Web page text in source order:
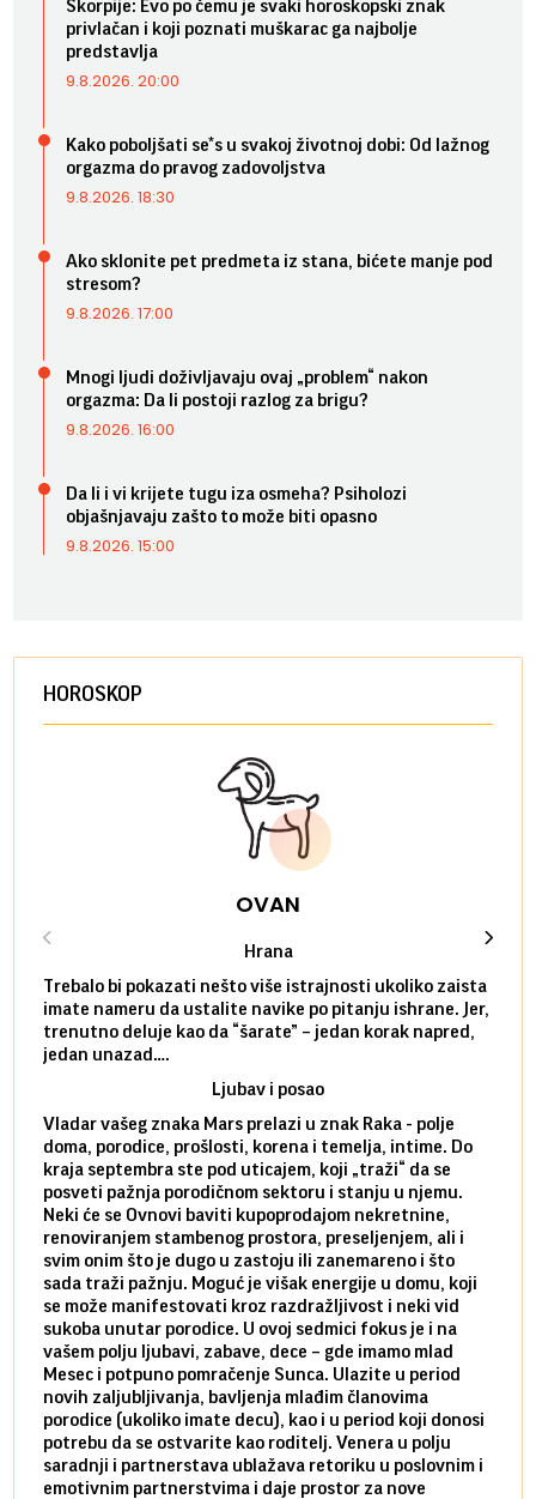
Škorpije: Evo po čemu je svaki horoskopski znak
privlačan i koji poznati muškarac ga najbolje
predstavlja
9.8.2026. 20:00
Kako poboljšati se*s u svakoj životnoj dobi: Od lažnog
orgazma do pravog zadovoljstva
9.8.2026. 18:30
Ako sklonite pet predmeta iz stana, bićete manje pod
stresom?
9.8.2026. 17:00
Mnogi ljudi doživljavaju ovaj „problem“ nakon
orgazma: Da li postoji razlog za brigu?
9.8.2026. 16:00
Da li i vi krijete tugu iza osmeha? Psiholozi
objašnjavaju zašto to može biti opasno
9.8.2026. 15:00
HOROSKOP
OVAN
Hrana
Trebalo bi pokazati nešto više istrajnosti ukoliko zaista
imate nameru da ustalite navike po pitanju ishrane. Jer,
trenutno deluje kao da “šarate” – jedan korak napred,
jedan unazad….
Ljubav i posao
Vladar vašeg znaka Mars prelazi u znak Raka - polje
doma, porodice, prošlosti, korena i temelja, intime. Do
kraja septembra ste pod uticajem, koji „traži“ da se
posveti pažnja porodičnom sektoru i stanju u njemu.
Neki će se Ovnovi baviti kupoprodajom nekretnine,
renoviranjem stambenog prostora, preseljenjem, ali i
svim onim što je dugo u zastoju ili zanemareno i što
sada traži pažnju. Moguć je višak energije u domu, koji
se može manifestovati kroz razdražljivost i neki vid
sukoba unutar porodice. U ovoj sedmici fokus je i na
vašem polju ljubavi, zabave, dece – gde imamo mlad
Mesec i potpuno pomračenje Sunca. Ulazite u period
novih zaljubljivanja, bavljenja mlađim članovima
porodice (ukoliko imate decu), kao i u period koji donosi
potrebu da se ostvarite kao roditelj. Venera u polju
saradnji i partnerstava ublažava retoriku u poslovnim i
emotivnim partnerstvima i daje prostor za nove